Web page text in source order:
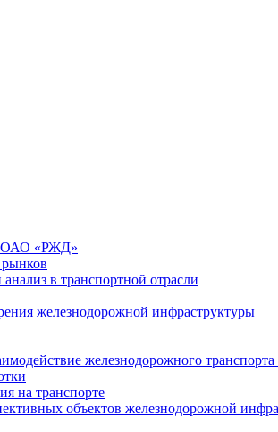
ОАО «РЖД»
в транспортной отрасли
железнодорожной инфраструктуры
железнодорожного
на транспорте
объектов железнодорожной